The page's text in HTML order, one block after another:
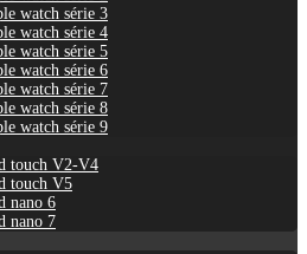
watch série 3
watch série 4
watch série 5
watch série 6
watch série 7
watch série 8
watch série 9
touch V2-V4
touch V5
nano 6
nano 7